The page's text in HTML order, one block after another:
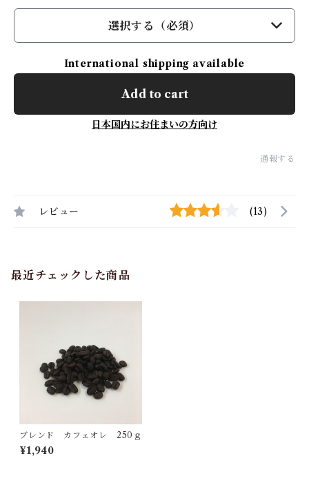
選択する（必須）
International shipping available
Add to cart
日本国内にお住まいの方向け
通報する
レビュー (13)
最近チェックした商品
ブレンド カフェオレ 250ｇ
¥1,940